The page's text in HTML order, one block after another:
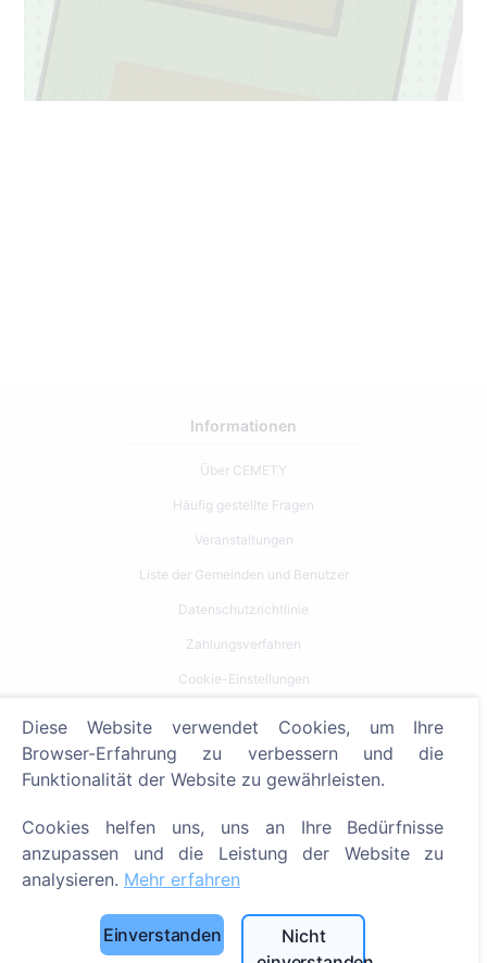
Informationen
Über CEMETY
Häufig gestellte Fragen
Veranstaltungen
Liste der Gemeinden und Benutzer
Datenschutzrichtlinie
Zahlungsverfahren
Cookie-Einstellungen
Suche
Bestattete suchen
Dienstleistungen
SIA "CEMETY", LV40103618951
Diese Website verwendet Cookies, um Ihre
Browser-Erfahrung zu verbessern und die
Funktionalität der Website zu gewährleisten.
Cookies helfen uns, uns an Ihre Bedürfnisse
anzupassen und die Leistung der Website zu
analysieren. Mehr erfahren
Einverstanden
Nicht